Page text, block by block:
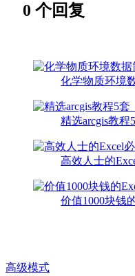
0 个回复
化学物质环境
精选arcgis教程
高效人士的
价值1000块钱
高级模式